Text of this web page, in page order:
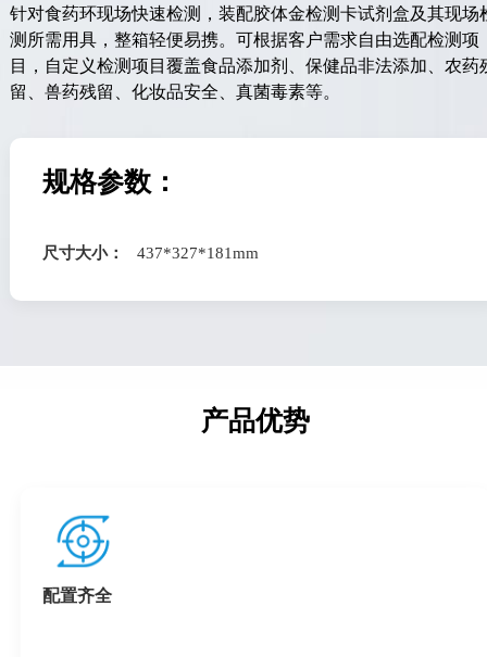
针对食药环现场快速检测，装配胶体金检测卡试剂盒及其现场
测所需用具，整箱轻便易携。可根据客户需求自由选配检测项
目，自定义检测项目覆盖食品添加剂、保健品非法添加、农药
留、兽药残留、化妆品安全、真菌毒素等。
规格参数：
尺寸大小： 437*327*181mm
产品优势
配置齐全